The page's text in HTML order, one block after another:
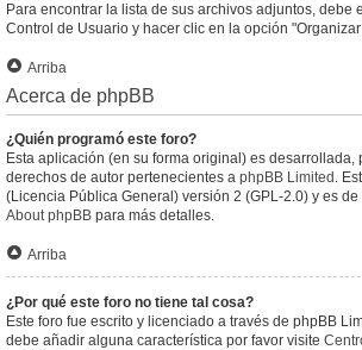
Para encontrar la lista de sus archivos adjuntos, debe
Control de Usuario y hacer clic en la opción
Arriba
Acerca de phpBB
¿Quién programó este foro?
Esta aplicación (en su forma original) es desarrollada,
derechos de autor pertenecientes a phpBB Limited .
(Licencia Pública General) versión 2 (GPL-2.0) y es
About phpBB para más detalles.
Arriba
¿Por qué este foro no tiene tal cosa?
Este foro fue escrito y licenciado a través de phpBB
debe añadir alguna característica por favor visite